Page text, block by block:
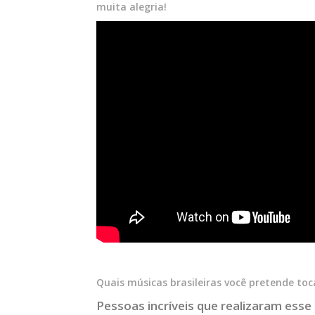
muita alegria!
Quais músicas brasileiras você pretende
Pessoas incríveis que realizaram